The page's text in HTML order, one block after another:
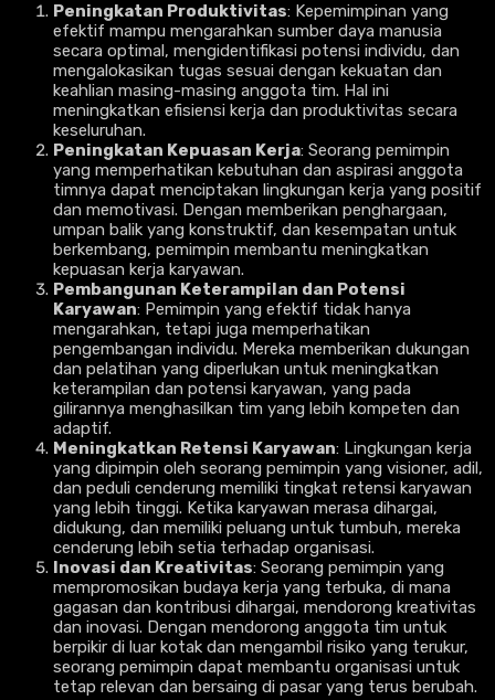
Peningkatan Produktivitas: Kepemimpinan yang
efektif mampu mengarahkan sumber daya manusia
secara optimal, mengidentifikasi potensi individu, dan
mengalokasikan tugas sesuai dengan kekuatan dan
keahlian masing-masing anggota tim. Hal ini
meningkatkan efisiensi kerja dan produktivitas secara
keseluruhan.
Peningkatan Kepuasan Kerja: Seorang pemimpin
yang memperhatikan kebutuhan dan aspirasi anggota
timnya dapat menciptakan lingkungan kerja yang positif
dan memotivasi. Dengan memberikan penghargaan,
umpan balik yang konstruktif, dan kesempatan untuk
berkembang, pemimpin membantu meningkatkan
kepuasan kerja karyawan.
Pembangunan Keterampilan dan Potensi
Karyawan: Pemimpin yang efektif tidak hanya
mengarahkan, tetapi juga memperhatikan
pengembangan individu. Mereka memberikan dukungan
dan pelatihan yang diperlukan untuk meningkatkan
keterampilan dan potensi karyawan, yang pada
gilirannya menghasilkan tim yang lebih kompeten dan
adaptif.
Meningkatkan Retensi Karyawan: Lingkungan kerja
yang dipimpin oleh seorang pemimpin yang visioner, adil,
dan peduli cenderung memiliki tingkat retensi karyawan
yang lebih tinggi. Ketika karyawan merasa dihargai,
didukung, dan memiliki peluang untuk tumbuh, mereka
cenderung lebih setia terhadap organisasi.
Inovasi dan Kreativitas: Seorang pemimpin yang
mempromosikan budaya kerja yang terbuka, di mana
gagasan dan kontribusi dihargai, mendorong kreativitas
dan inovasi. Dengan mendorong anggota tim untuk
berpikir di luar kotak dan mengambil risiko yang terukur,
seorang pemimpin dapat membantu organisasi untuk
tetap relevan dan bersaing di pasar yang terus berubah.